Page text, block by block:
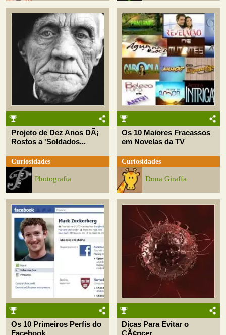
Projeto de Dez Anos DÃ¡
Rostos a 'Soldados...
Curiosidades
Photografia
Os 10 Maiores Fracassos
em Novelas da TV
Curiosidades
Dona Giraffa
Os 10 Primeiros Perfis do
Dicas Para Evitar o